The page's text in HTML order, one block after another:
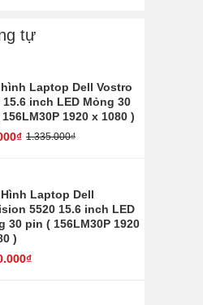
tự
Laptop Dell Vostro
15.6 inch LED Mỏng 30
1920 x 1080 )
1.335.000₫
Laptop Dell
5520 15.6 inch LED
30 pin ( 156LM30P 1920
)